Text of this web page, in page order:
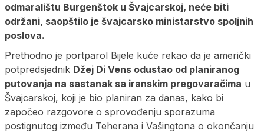
odmaralištu Burgenštok u Švajcarskoj, neće biti
održani, saopštilo je švajcarsko ministarstvo spoljnih
poslova.
Prethodno je portparol Bijele kuće rekao da je američki
potpredsjednik Džej Di Vens odustao od planiranog
putovanja na sastanak sa iranskim pregovaračima u
Švajcarskoj, koji je bio planiran za danas, kako bi
započeo razgovore o sprovođenju sporazuma
postignutog između Teherana i Vašingtona o okončanju